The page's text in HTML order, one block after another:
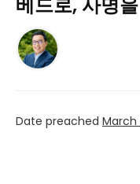
Date preached March